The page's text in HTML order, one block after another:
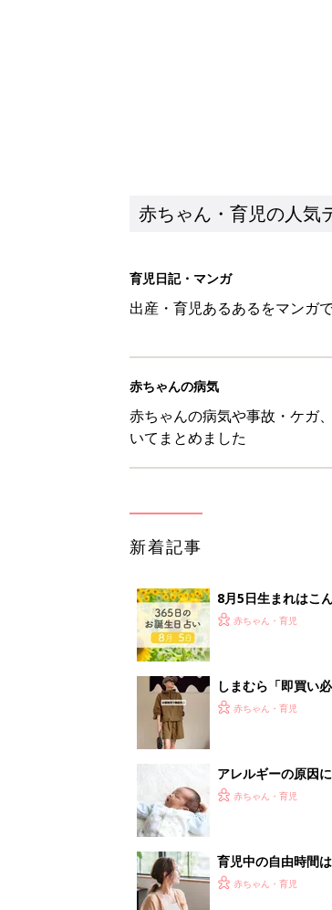
赤ちゃん・育児の人気
育児日記・マンガ
出産・育児あるあるをマンガ
赤ちゃんの病気
赤ちゃんの病気や事故・ケガ
いてまとめました
新着記事
8月5日生まれはこ
赤ちゃん・育児
しまむら「即買い
赤ちゃん・育児
アレルギーの原因
赤ちゃん・育児
育児中の自由時間
赤ちゃん・育児